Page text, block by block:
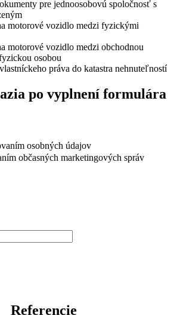
pre jednoosobovú spoločnosť s
motorové vozidlo medzi fyzickými
motorové vozidlo medzi obchodnou
osobou
práva do katastra nehnuteľností
po vyplnení formulára
osobných údajov
občasných marketingových správ
Referencie